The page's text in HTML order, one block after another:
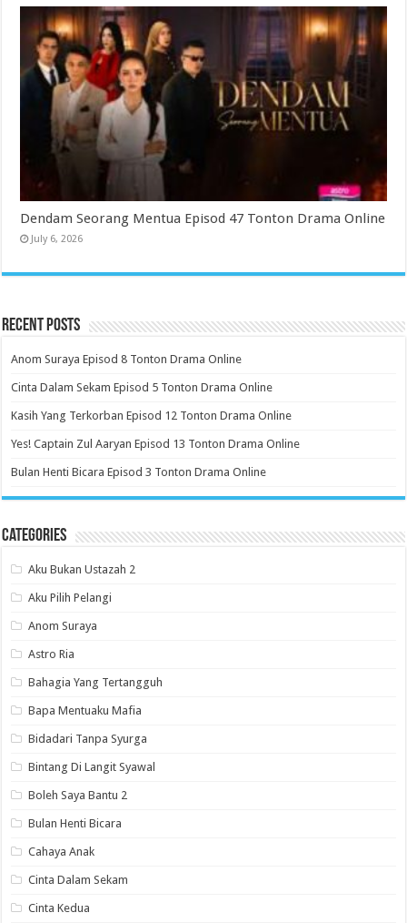
Dendam Seorang Mentua Episod 47 Tonton Drama Online
July 6, 2026
Recent Posts
Anom Suraya Episod 8 Tonton Drama Online
Cinta Dalam Sekam Episod 5 Tonton Drama Online
Kasih Yang Terkorban Episod 12 Tonton Drama Online
Yes! Captain Zul Aaryan Episod 13 Tonton Drama Online
Bulan Henti Bicara Episod 3 Tonton Drama Online
Categories
Aku Bukan Ustazah 2
Aku Pilih Pelangi
Anom Suraya
Astro Ria
Bahagia Yang Tertangguh
Bapa Mentuaku Mafia
Bidadari Tanpa Syurga
Bintang Di Langit Syawal
Boleh Saya Bantu 2
Bulan Henti Bicara
Cahaya Anak
Cinta Dalam Sekam
Cinta Kedua